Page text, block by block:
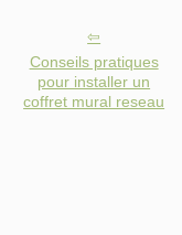
Conseils pratiques
pour installer un
coffret mural reseau